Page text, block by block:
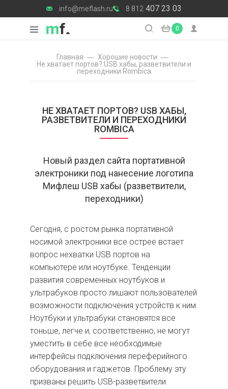
info@meflash.ru 8 812 407 23 03
0
Главная
Хорошие новости
Не хватает портов? USB хабы, разветвители и
переходники Rombica
НЕ ХВАТАЕТ ПОРТОВ? USB ХАБЫ,
РАЗВЕТВИТЕЛИ И ПЕРЕХОДНИКИ
ROMBICA
Новый раздел сайта портативной
электроники под нанесение логотипа
Мифлеш USB хабы (разветвители,
переходники)
Сегодня, с ростом рынка портативной
носимой электроники все острее встает
вопрос нехватки USB портов на
компьютере или ноутбуке. Тенденции
развития современных ноутбуков и
ультрабуков просто лишают пользователей
возможности подключения устройств к ним.
Ноутбуки и ультрабуки становятся все
тоньше, легче и, соответственно, не могут
уместить в себе все необходимые
интерфейсы подключения переферийного
оборудования и гаджетов. Проблему эту
призваны решить USB-разветвители